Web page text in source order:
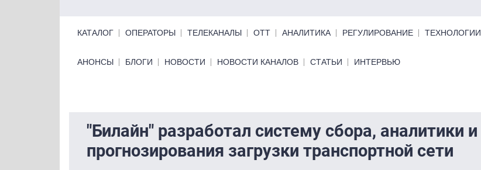
КАТАЛОГ ОПЕРАТОРЫ ТЕЛЕКАНАЛЫ ОТТ АНАЛИТИКА РЕГУЛИРОВАНИЕ ТЕХНОЛОГИИ
Primary links bottom
АНОНСЫ БЛОГИ НОВОСТИ НОВОСТИ КАНАЛОВ СТАТЬИ ИНТЕРВЬЮ
"Билайн" разработал систему сбора, аналитики и
прогнозирования загрузки транспортной сети